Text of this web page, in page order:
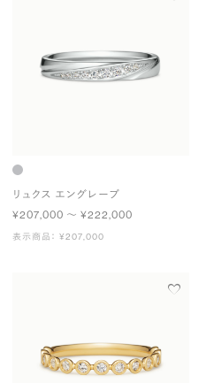
リュクス エングレーブ
¥207,000 〜 ¥222,000
表示商品： ¥207,000